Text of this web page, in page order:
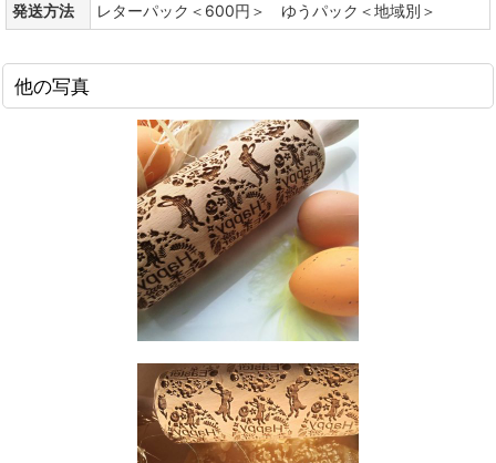
発送方法
レターパック＜600円＞ ゆうパック＜地域別＞
他の写真